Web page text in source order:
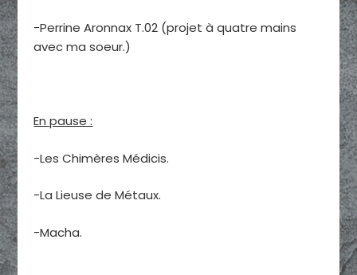
-Perrine Aronnax T.02 (projet à quatre mains
avec ma soeur.)
En pause :
-Les Chimères Médicis.
-La Lieuse de Métaux.
-Macha.